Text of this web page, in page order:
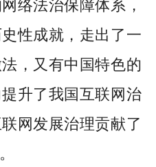
络法治保障体系，
性成就，走出了一
，又有中国特色的
升了我国互联网治
网发展治理贡献了